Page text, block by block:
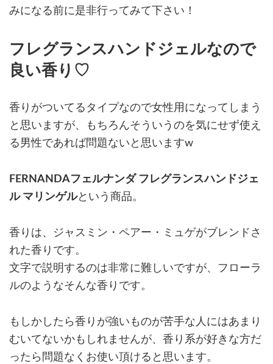
みになる前に是非行ってみて下さい！
フレグランスハンドジェルなので
良い香り♡
香りがついてるタイプなので女性用になってしまう
と思いますが、もちろんそういうのを気にせず使え
る男性であれば問題ないと思いますw
FERNANDAフェルナンダ フレグランスハンドジェ
ル マリンゲルという商品。
香りは、ジャスミン・ペアー・ミュゲがブレンドさ
れた香りです。
文字で説明するのは非常に難しいですが、フローラ
ルのようなそんな香りです。
もしかしたら香りが強いものが苦手な人にはあまり
むいてないかもしれませんが、香り系が好きな方だ
ったら問題なくお使い頂けると思います。